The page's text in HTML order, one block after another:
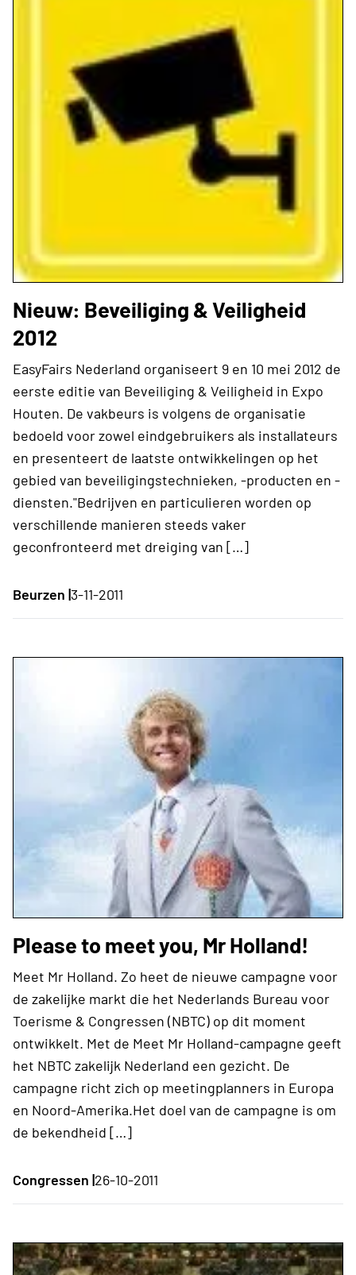
Nieuw: Beveiliging & Veiligheid
2012
EasyFairs Nederland organiseert 9 en 10 mei 2012 de
eerste editie van Beveiliging & Veiligheid in Expo
Houten. De vakbeurs is volgens de organisatie
bedoeld voor zowel eindgebruikers als installateurs
en presenteert de laatste ontwikkelingen op het
gebied van beveiligingstechnieken, -producten en -
diensten."Bedrijven en particulieren worden op
verschillende manieren steeds vaker
geconfronteerd met dreiging van […]
Beurzen |3-11-2011
Please to meet you, Mr Holland!
Meet Mr Holland. Zo heet de nieuwe campagne voor
de zakelijke markt die het Nederlands Bureau voor
Toerisme & Congressen (NBTC) op dit moment
ontwikkelt. Met de Meet Mr Holland-campagne geeft
het NBTC zakelijk Nederland een gezicht. De
campagne richt zich op meetingplanners in Europa
en Noord-Amerika.Het doel van de campagne is om
de bekendheid […]
Congressen |26-10-2011